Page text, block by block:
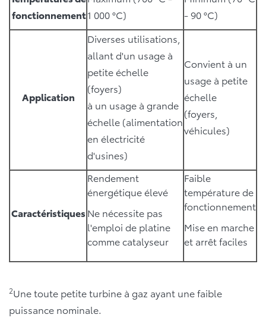
fonctionnement1 000 °C)
- 90 °C)
Application
Diverses utilisations,
allant d'un usage à
petite échelle
(foyers)
à un usage à grande
échelle (alimentation
en électricité
d'usines)
Convient à un
usage à petite
échelle
(foyers,
véhicules)
Caractéristiques
Rendement
énergétique élevé
Ne nécessite pas
l'emploi de platine
comme catalyseur
Faible
température de
fonctionnement
Mise en marche
et arrêt faciles
2Une toute petite turbine à gaz ayant une faible
puissance nominale.